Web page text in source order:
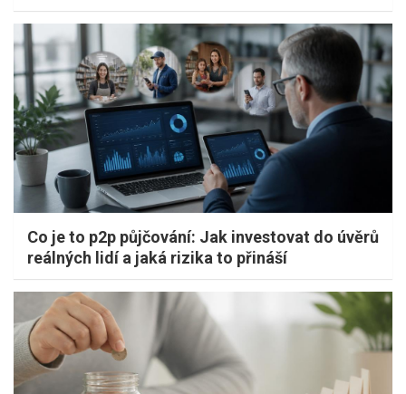
Co je to p2p půjčování: Jak investovat do úvěrů
reálných lidí a jaká rizika to přináší